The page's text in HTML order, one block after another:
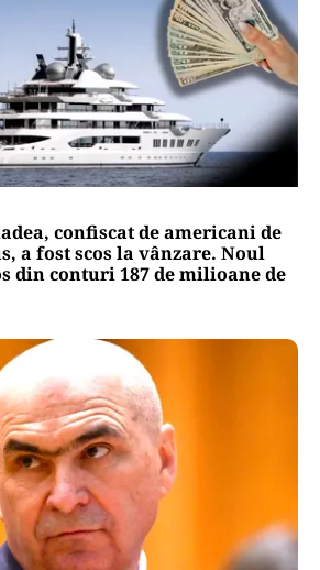
confiscat de americani de
a fost scos la vânzare. Noul
din conturi 187 de milioane de